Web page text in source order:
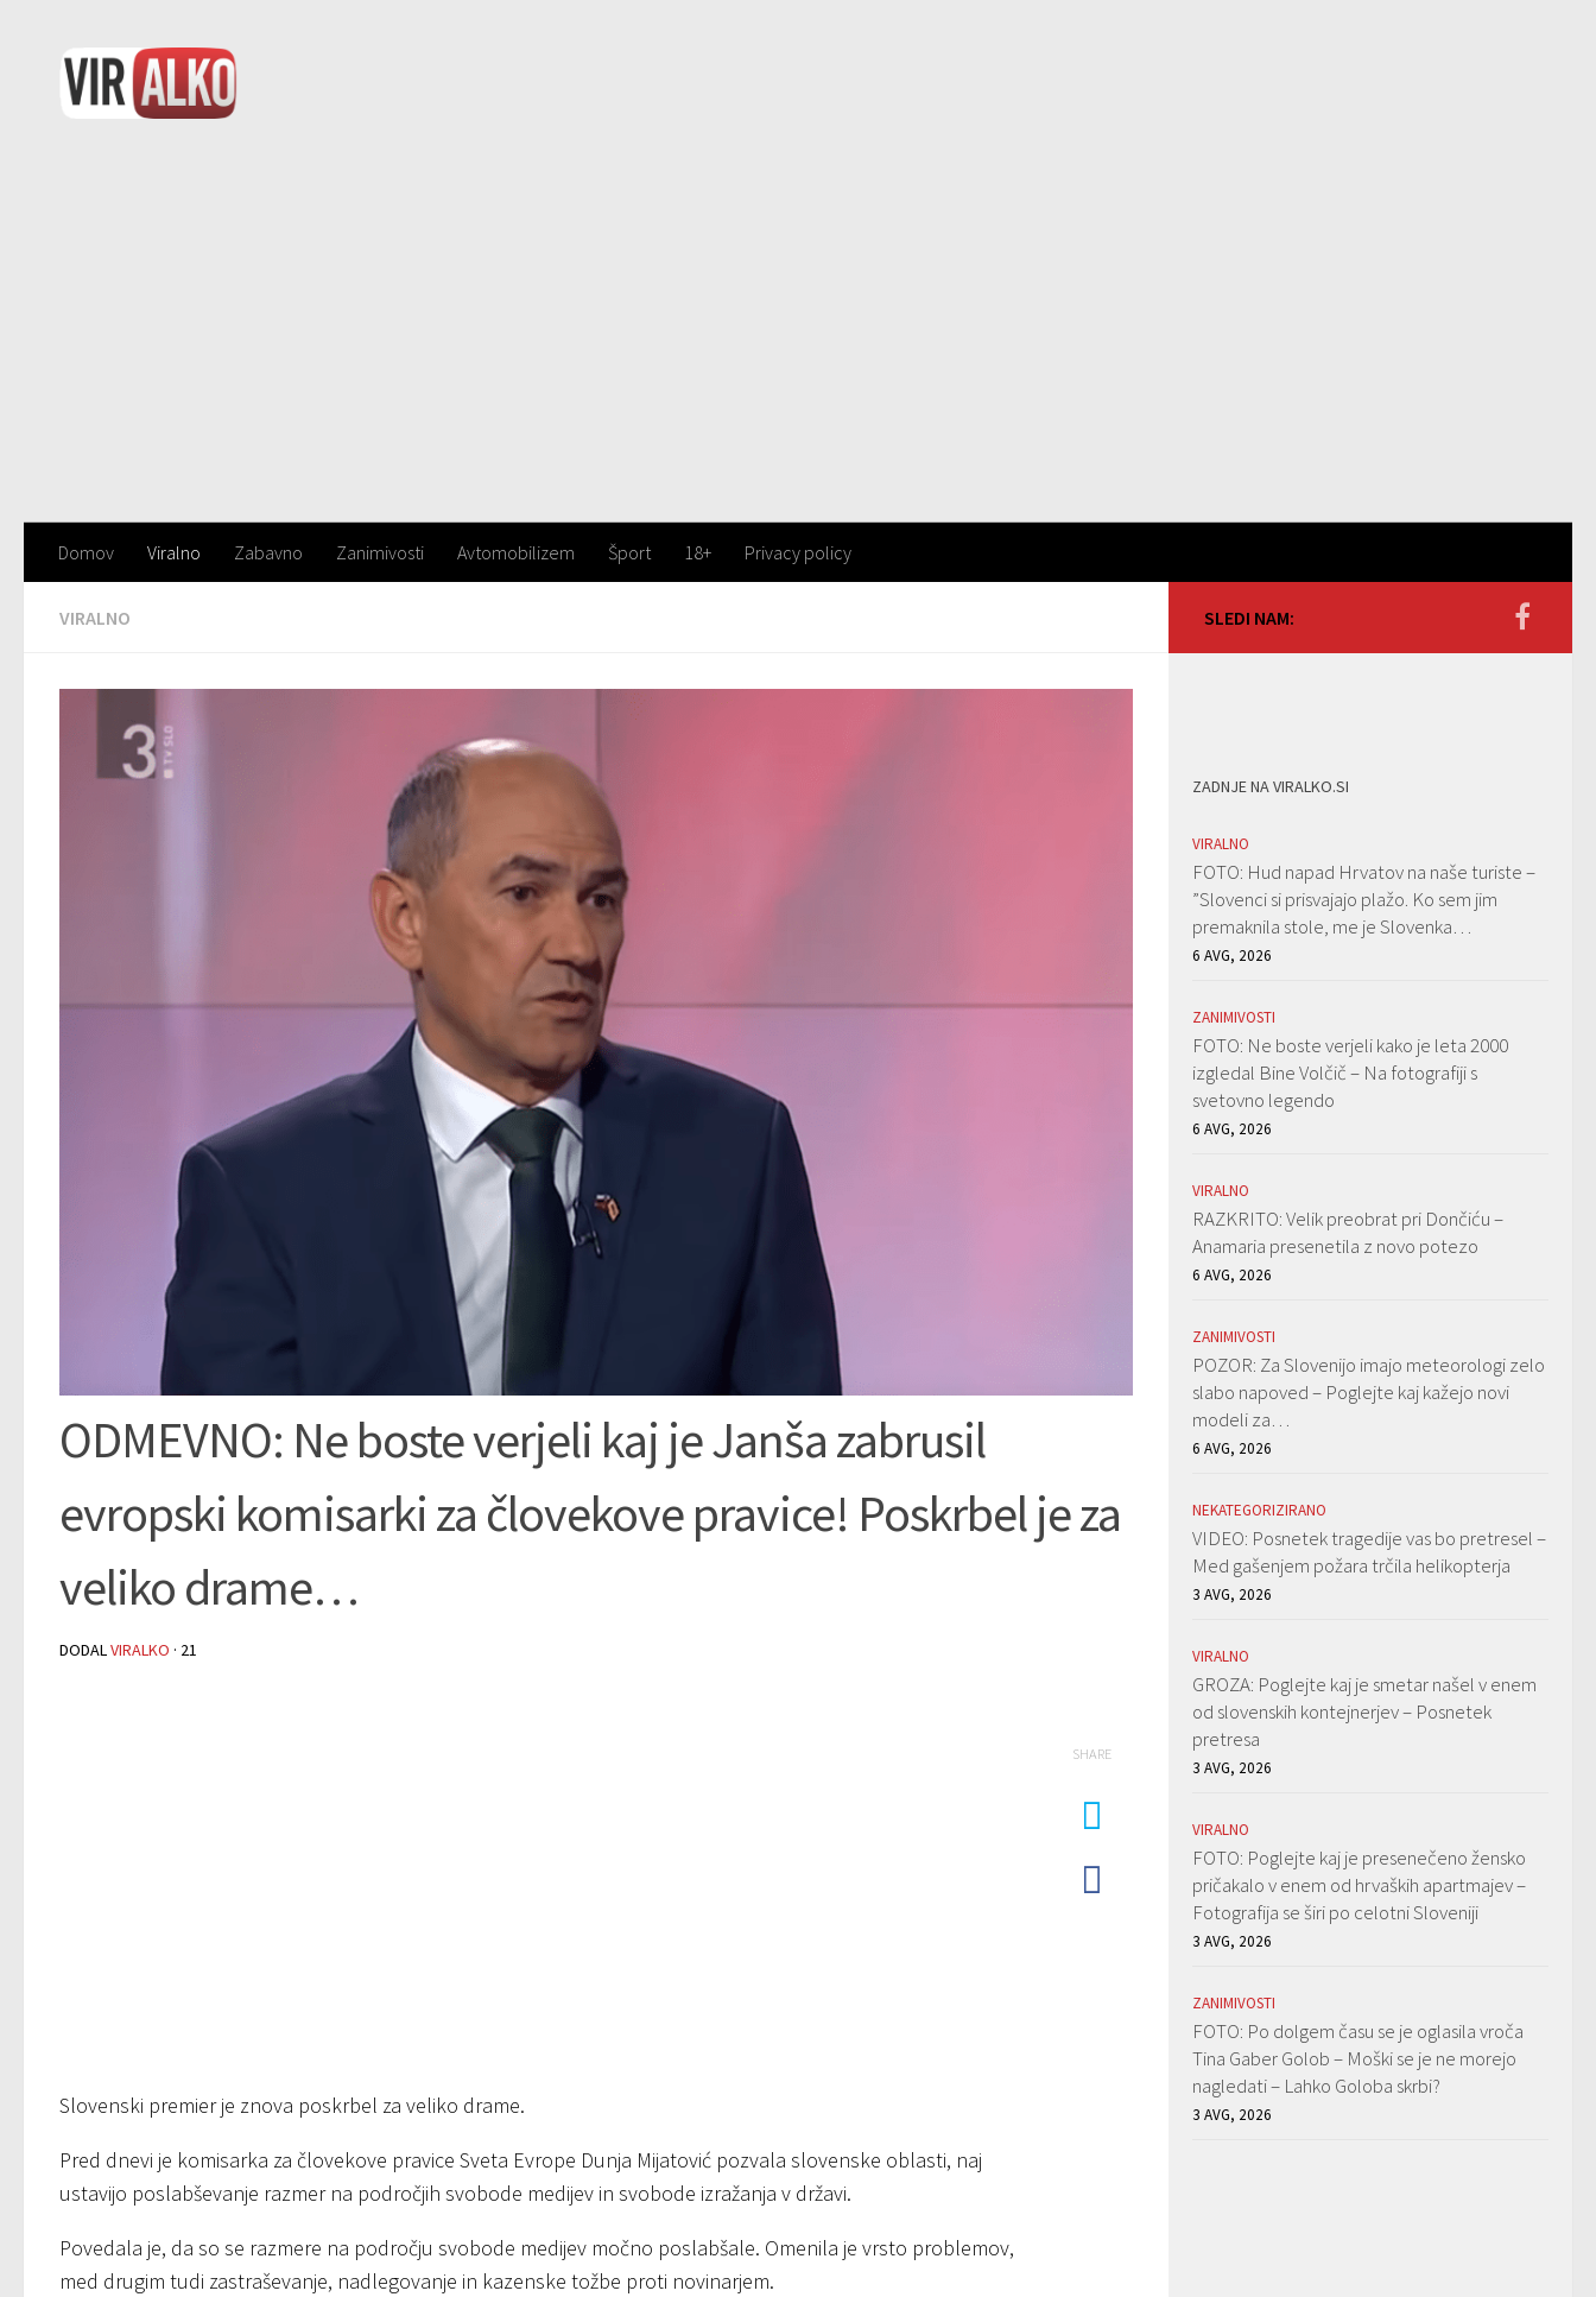
Domov Viralno Zabavno Zanimivosti Avtomobilizem Šport 18+ Privacy policy
VIRALNO
ODMEVNO: Ne boste verjeli kaj je Janša zabrusil
evropski komisarki za človekove pravice! Poskrbel je za
veliko drame…
DODALVIRALKO · 21
Slovenski premier je znova poskrbel za veliko drame.
Pred dnevi je komisarka za človekove pravice Sveta Evrope Dunja Mijatović pozvala slovenske oblasti, naj
ustavijo poslabševanje razmer na področjih svobode medijev in svobode izražanja v državi.
Povedala je, da so se razmere na področju svobode medijev močno poslabšale. Omenila je vrsto problemov,
med drugim tudi zastraševanje, nadlegovanje in kazenske tožbe proti novinarjem.
SHARE
SLEDI NAM:
ZADNJE NA VIRALKO.SI
VIRALNO
FOTO: Hud napad Hrvatov na naše turiste –
”Slovenci si prisvajajo plažo. Ko sem jim
premaknila stole, me je Slovenka…
6 AVG, 2026
ZANIMIVOSTI
FOTO: Ne boste verjeli kako je leta 2000
izgledal Bine Volčič – Na fotografiji s
svetovno legendo
6 AVG, 2026
VIRALNO
RAZKRITO: Velik preobrat pri Dončiću –
Anamaria presenetila z novo potezo
6 AVG, 2026
ZANIMIVOSTI
POZOR: Za Slovenijo imajo meteorologi zelo
slabo napoved – Poglejte kaj kažejo novi
modeli za…
6 AVG, 2026
NEKATEGORIZIRANO
VIDEO: Posnetek tragedije vas bo pretresel –
Med gašenjem požara trčila helikopterja
3 AVG, 2026
VIRALNO
GROZA: Poglejte kaj je smetar našel v enem
od slovenskih kontejnerjev – Posnetek
pretresa
3 AVG, 2026
VIRALNO
FOTO: Poglejte kaj je presenečeno žensko
pričakalo v enem od hrvaških apartmajev –
Fotografija se širi po celotni Sloveniji
3 AVG, 2026
ZANIMIVOSTI
FOTO: Po dolgem času se je oglasila vroča
Tina Gaber Golob – Moški se je ne morejo
nagledati – Lahko Goloba skrbi?
3 AVG, 2026